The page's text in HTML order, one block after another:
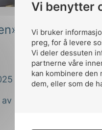
Vi benytter
Vi bruker
preg, for å levere
Vi deler dessuten
partnerne våre
kan kombinere
dem, eller som de
det elektriske